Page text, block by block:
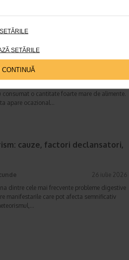
SETĂRILE
o cantitate foarte mare de alimente.
apare ocazional…
cauze, factori declansatori,
26 iulie 2026
dintre cele mai frecvente probleme digestive
manifestarile care pot afecta semnificativ